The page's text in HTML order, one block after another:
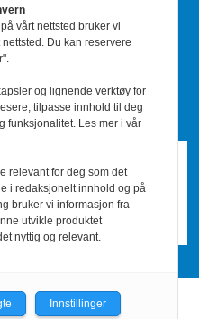
Pressens Faglige
vårt nettsted bruker vi
Du kan reservere
og lignende verktøy for
tilpasse innhold til deg
funksjonalitet. Les mer i vår
relevant for deg som det
i redaksjonelt innhold og på
bruker vi informasjon fra
utvikle produktet
nyttig og relevant.
Innstillinger